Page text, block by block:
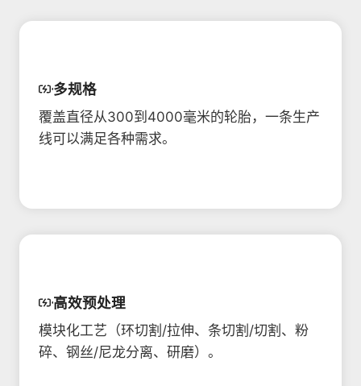
多规格
覆盖直径从300到4000毫米的轮胎，一条生产
线可以满足各种需求。
高效预处理
模块化工艺（环切割/拉伸、条切割/切割、粉
碎、钢丝/尼龙分离、研磨）。